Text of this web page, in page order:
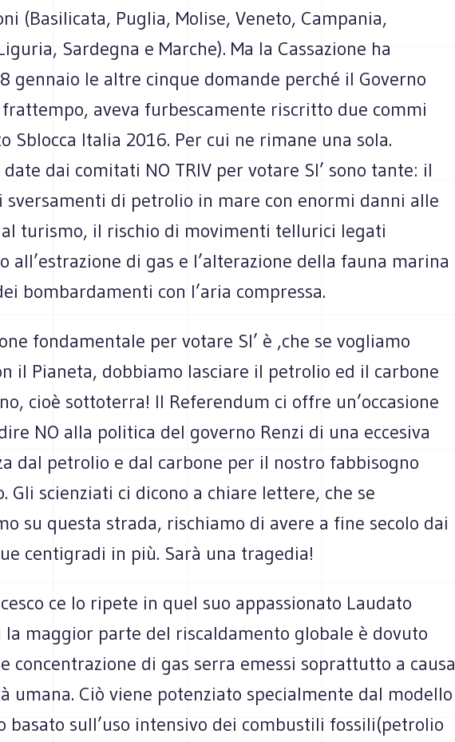
(Basilicata, Puglia, Molise, Veneto, Campania,
Sardegna e Marche). Ma la Cassazione ha
gennaio le altre cinque domande perché il Governo
frattempo, aveva furbescamente riscritto due commi
Sblocca Italia 2016. Per cui ne rimane una sola.
dai comitati NO TRIV per votare SI’ sono tante: il
sversamenti di petrolio in mare con enormi danni alle
turismo, il rischio di movimenti tellurici legati
all’estrazione di gas e l’alterazione della fauna marina
bombardamenti con l’aria compressa.
fondamentale per votare SI’ è ,che se vogliamo
il Pianeta, dobbiamo lasciare il petrolio ed il carbone
cioè sottoterra! Il Referendum ci offre un’occasione
NO alla politica del governo Renzi di una eccesiva
dal petrolio e dal carbone per il nostro fabbisogno
Gli scienziati ci dicono a chiare lettere, che se
su questa strada, rischiamo di avere a fine secolo dai
centigradi in più. Sarà una tragedia!
ce lo ripete in quel suo appassionato Laudato
la maggior parte del riscaldamento globale è dovuto
concentrazione di gas serra emessi soprattutto a causa
umana. Ciò viene potenziato specialmente dal modello
basato sull’uso intensivo dei combustili fossili(petrolio